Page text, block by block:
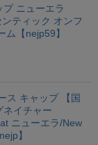
ニューエラ
ティック オンフ
ム【nejp59】
ス キャップ 【国
ネイチャー
ニューエラ/New
】